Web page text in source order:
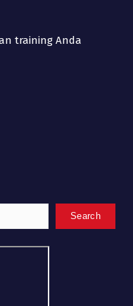
training Anda